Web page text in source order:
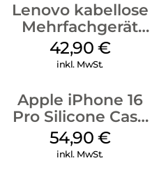
Lenovo kabellose
Mehrfachgerät
Luna Grey
42,90 €
inkl. MwSt.
Apple iPhone 16
Pro Silicone Case
MagSafe Black
54,90 €
inkl. MwSt.